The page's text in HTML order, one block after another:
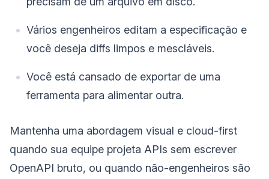
Vários engenheiros editam a especificação e
você deseja diffs limpos e mescláveis.
Você está cansado de exportar de uma
ferramenta para alimentar outra.
Mantenha uma abordagem visual e cloud-first
quando sua equipe projeta APIs sem escrever
OpenAPI bruto, ou quando não-engenheiros são